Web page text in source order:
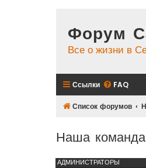
Форум
Все о жизни в
Ссылки FAQ
Список форумов
Наша команда
АДМИНИСТРАТОРЫ